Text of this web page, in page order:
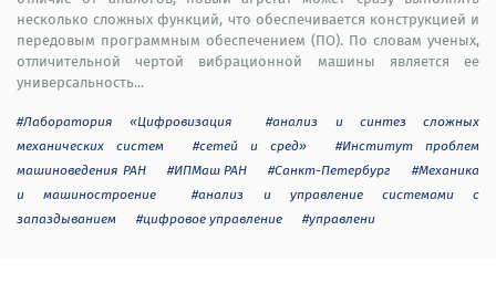
несколько сложных функций, что обеспечивается конструкцией и
передовым программным обеспечением (ПО). По словам ученых,
отличительной чертой вибрационной машины является ее
универсальность...
#Лаборатория «Цифровизация
#анализ и синтез сложных
механических систем
#сетей и сред»
#Институт проблем
машиноведения РАН
#ИПМаш РАН #Санкт-Петербург
#Механика
и машиностроение
#анализ и управление системами с
запаздыванием
#цифровое управление #управлени